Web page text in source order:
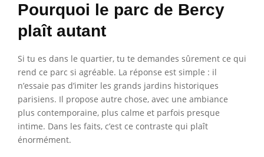
Pourquoi le parc de Bercy
plaît autant
Si tu es dans le quartier, tu te demandes sûrement ce qui
rend ce parc si agréable. La réponse est simple : il
n’essaie pas d’imiter les grands jardins historiques
parisiens. Il propose autre chose, avec une ambiance
plus contemporaine, plus calme et parfois presque
intime. Dans les faits, c’est ce contraste qui plaît
énormément.